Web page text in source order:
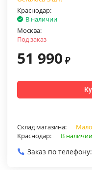
Краснодар:
В наличии
Москва:
Под заказ
51 990 ₽
Склад магазина:
Мало
Краснодар:
В наличии
Заказ по телефону: